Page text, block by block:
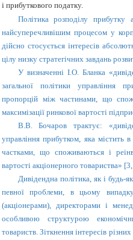
і прибуткового податку.
Політика розподілу прибутку
найсуперечливішим процесом у
дійсно стосується інтересів
цілу низку стратегічних завдань
У визначенні І.О. Бланка
загальної політики управління
пропорцій між частинами, що
максимізації ринкової вартості
В.В. Бочаров трактує:
управління прибутком, яка містить
частками, що споживаються і
вартості акціонерного товариства»
Дивідендна політика, як і будь-
певної проблеми, в цьому
(акціонерами), директорами і
особливою структурою
товариств. Зіткнення інтересів